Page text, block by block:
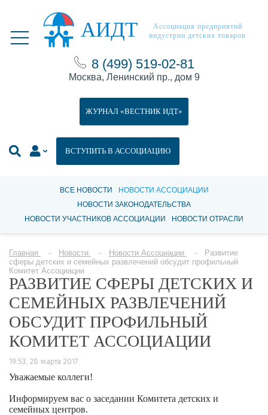
АИДТ
Ассоциация предприятий
индустрии детских товаров
8 (499) 519-02-81
Москва, Ленинский пр., дом 9
ВСТУПИТЬ В АССОЦИАЦИЮ
ЖУРНАЛ «ВЕСТНИК ИДТ»
ВСЕ НОВОСТИ
НОВОСТИ АССОЦИАЦИИ
НОВОСТИ ЗАКОНОДАТЕЛЬСТВА
НОВОСТИ УЧАСТНИКОВ АССОЦИАЦИИ
НОВОСТИ ОТРАСЛИ
Главная Новости Новости Ассоциации
Развитие
сферы детских и семейных развлечений обсудит профильный
Комитет Ассоциации
РАЗВИТИЕ СФЕРЫ ДЕТСКИХ И
СЕМЕЙНЫХ РАЗВЛЕЧЕНИЙ
ОБСУДИТ ПРОФИЛЬНЫЙ
КОМИТЕТ АССОЦИАЦИИ
19:53, 28 марта 2017
Уважаемые коллеги!
Информируем вас о заседании Комитета детских и
семейных центров.